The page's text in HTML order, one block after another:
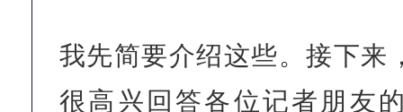
我先简要介绍这些。接下来
很高兴回答各位记者朋友